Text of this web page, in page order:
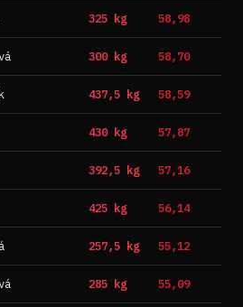
325 kg 58,98
300 kg 58,70
437,5 kg 58,59
430 kg 57,87
392,5 kg 57,16
425 kg 56,14
257,5 kg 55,12
285 kg 55,09